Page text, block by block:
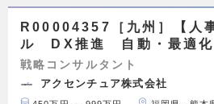
R00004357［九州］【人
ル DX推進 自動・最適化
戦略コンサルタント
アクセンチュア株式会社